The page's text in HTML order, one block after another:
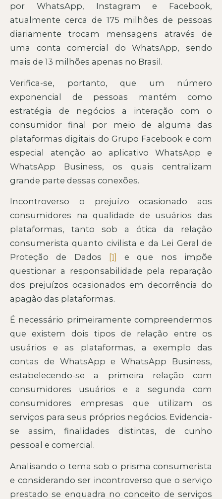
por WhatsApp, Instagram e Facebook,
atualmente cerca de 175 milhões de pessoas
diariamente trocam mensagens através de
uma conta comercial do WhatsApp, sendo
mais de 13 milhões apenas no Brasil.
Verifica-se, portanto, que um número
exponencial de pessoas mantém como
estratégia de negócios a interação com o
consumidor final por meio de alguma das
plataformas digitais do Grupo Facebook e com
especial atenção ao aplicativo WhatsApp e
WhatsApp Business, os quais centralizam
grande parte dessas conexões.
Incontroverso o prejuízo ocasionado aos
consumidores na qualidade de usuários das
plataformas, tanto sob a ótica da relação
consumerista quanto civilista e da Lei Geral de
Proteção de Dados [1] e que nos impõe
questionar a responsabilidade pela reparação
dos prejuízos ocasionados em decorrência do
apagão das plataformas.
É necessário primeiramente compreendermos
que existem dois tipos de relação entre os
usuários e as plataformas, a exemplo das
contas de WhatsApp e WhatsApp Business,
estabelecendo-se a primeira relação com
consumidores usuários e a segunda com
consumidores empresas que utilizam os
serviços para seus próprios negócios. Evidencia-
se assim, finalidades distintas, de cunho
pessoal e comercial.
Analisando o tema sob o prisma consumerista
e considerando ser incontroverso que o serviço
prestado se enquadra no conceito de serviços